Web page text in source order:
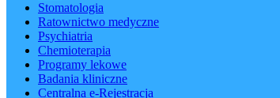
Stomatologia
Ratownictwo medyczne
Psychiatria
Chemioterapia
Programy lekowe
Badania kliniczne
Centralna e-Rejestracja